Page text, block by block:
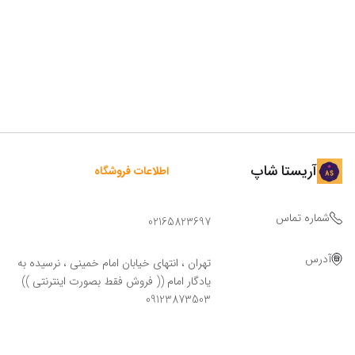
آریستا شاپ اطلاعات فروشگاه
شماره تماس 02165823697
آدرس
تهران ، انتهای خیابان امام خمینی ، نرسیده به
یادگار امام (( فروش فقط بصورت اینترنتی ))
09123873503